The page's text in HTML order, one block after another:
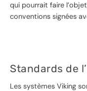
qui pourrait faire
conventions signées
Standards de
Les systèmes Viking